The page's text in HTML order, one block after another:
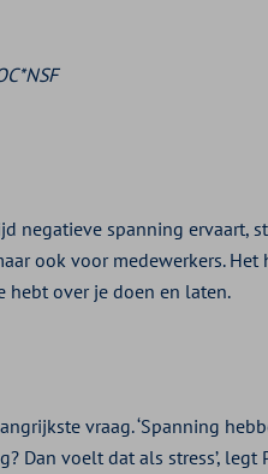
negatieve spanning ervaart,
ook voor medewerkers. Het
hebt over je doen en laten.
vraag. ‘Spanning
Dan voelt dat als stress’, legt